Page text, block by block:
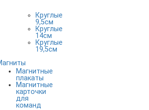
Круглые
9,5см
Круглые
14см
Круглые
19,5см
Магнитные
плакаты
Магнитные
карточки
для
команд